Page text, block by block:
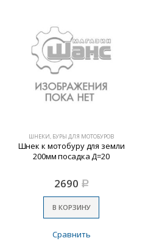
ШНЕКИ, БУРЫ ДЛЯ МОТОБУРОВ
Шнек к мотобуру для земли
200мм посадка Д=20
2690 Р
В КОРЗИНУ
Сравнить